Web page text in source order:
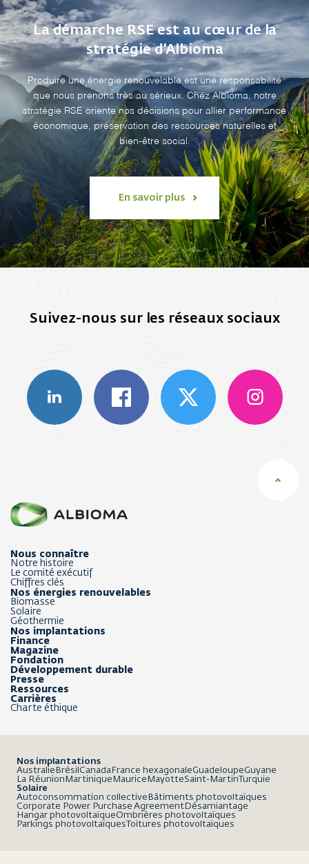
La démarche RSE est au cœur de la
stratégie d’Albioma
Produire une énergie renouvelable est une responsabilité
que nous prenons très au sérieux. Chez Albioma, notre
stratégie RSE oriente nos décisions pour allier performance
économique, préservation des ressources naturelles et
bien-être social.
En savoir plus
Suivez-nous sur les réseaux sociaux
Nous connaître
Notre histoire
Le comité exécutif
Chiffres clés
Nos énergies renouvelables
Biomasse
Solaire
Géothermie
Nos implantations
Finance
Magazine
Fondation
Développement durable
Presse
Ressources
Carrières
Charte éthique
Nos implantations
Australie Brésil Canada France hexagonaleGuadeloupeGuyane
La Réunion Martinique Maurice MayotteSaint-MartinTurquie
Solaire
Autoconsommation collective Bâtiments photovoltaïques
Corporate Power Purchase Agreement Désamiantage
Hangar photovoltaïqueOmbrières photovoltaïques
Parkings photovoltaïquesToitures photovoltaïques